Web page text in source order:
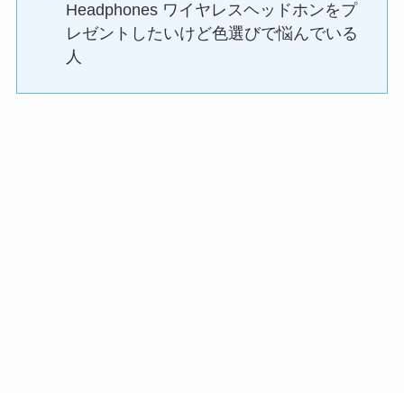
Headphones ワイヤレスヘッドホンをプ
レゼントしたいけど色選びで悩んでいる
人